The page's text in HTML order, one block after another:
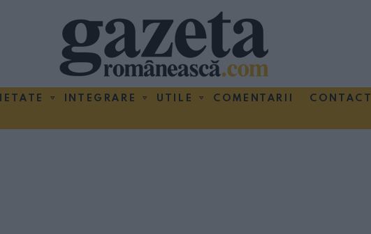
INTEGRARE UTILE COMENTARII CONTACT